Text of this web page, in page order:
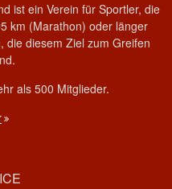
ist ein Verein für Sportler, die
km (Marathon) oder länger
die diesem Ziel zum Greifen
als 500 Mitglieder.